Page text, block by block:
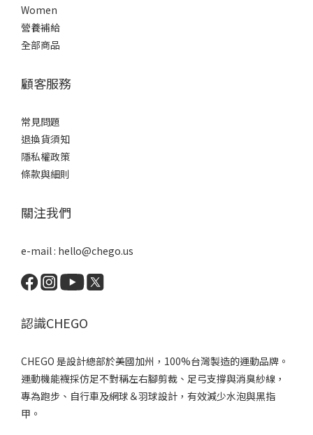
Women
營養補給
全部商品
顧客服務
常見問題
退換貨須知
隱私權政策
條款與細則
關注我們
e-mail : hello@chego.us
認識CHEGO
CHEGO 是設計總部於美國加州，100%台灣製造的運動品牌。
運動機能襪採仿足不對稱左右腳剪裁、足弓支撐與消臭紗線，
專為跑步、自行車及網球＆羽球設計，有效減少水泡與黑指
甲。